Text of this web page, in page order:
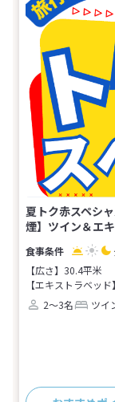
夏トク赤スペシ
煙】ツイン＆エ
【広さ】30.4平米
【エキストラベッ
2～3名
ツイ